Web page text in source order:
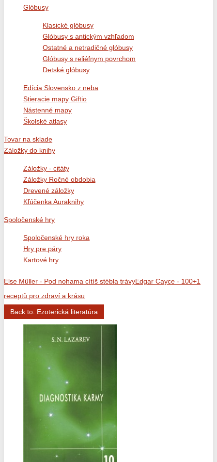
Glóbusy
Klasické glóbusy
Glóbusy s antickým vzhľadom
Ostatné a netradičné glóbusy
Glóbusy s reliéfnym povrchom
Detské glóbusy
Edícia Slovensko z neba
Stieracie mapy Giftio
Nástenné mapy
Školské atlasy
Tovar na sklade
Záložky do knihy
Záložky - citáty
Záložky Ročné obdobia
Drevené záložky
Kľúčenka Auraknihy
Spoločenské hry
Spoločenské hry roka
Hry pre páry
Kartové hry
Else Müller - Pod nohama cítíš stébla trávyEdgar Cayce - 100+1
receptů pro zdraví a krásu
Back to: Ezoterická literatúra